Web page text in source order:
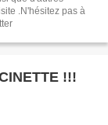
.N'hésitez pas à
!!!